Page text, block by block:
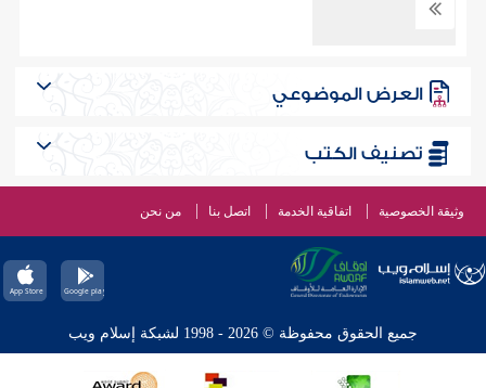
العرض الموضوعي
تصنيف الكتب
وثيقة الخصوصية اتفاقية الخدمة اتصل بنا من نحن
جميع الحقوق محفوظة © 2026 - 1998 لشبكة إسلام ويب